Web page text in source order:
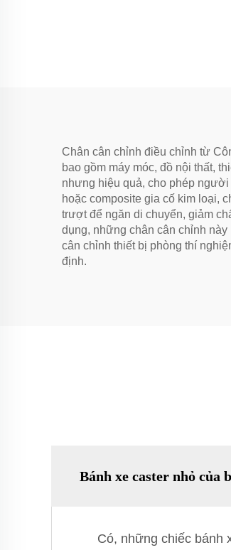
Chân cân chỉnh điều chỉnh từ
bao gồm máy móc, đồ nội thất,
nhưng hiệu quả, cho phép
hoặc composite gia cố kim loại,
trượt để ngăn di chuyển, giảm
dụng, những chân cân chỉnh
cân chỉnh thiết bị phòng thí
định.
Bánh xe caster nhỏ của
Có, những chiếc bánh